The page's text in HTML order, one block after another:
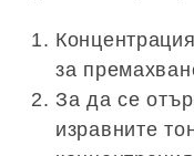
за
За да се
изравните